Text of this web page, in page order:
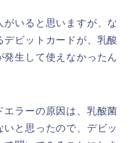
がいると思いますが、な
ビットカードが、乳酸
生して使えなかったん
ラーの原因は、乳酸菌
と思ったので、デビッ